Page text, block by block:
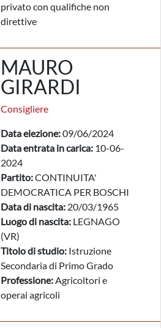
privato con qualifiche non
direttive
MAURO
GIRARDI
Consigliere
Data elezione:09/06/2024
Data entrata in carica: 10-06-
2024
Partito:CONTINUITA'
DEMOCRATICA PER BOSCHI
Data di nascita: 20/03/1965
Luogo di nascita: LEGNAGO
(VR)
Titolo di studio: Istruzione
Secondaria di Primo Grado
Professione:Agricoltori e
operai agricoli